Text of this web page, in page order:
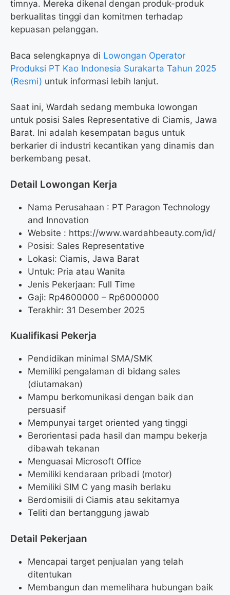
timnya. Mereka dikenal dengan produk-produk
berkualitas tinggi dan komitmen terhadap
kepuasan pelanggan.
Baca selengkapnya di Lowongan Operator
Produksi PT Kao Indonesia Surakarta Tahun 2025
(Resmi) untuk informasi lebih lanjut.
Saat ini, Wardah sedang membuka lowongan
untuk posisi Sales Representative di Ciamis, Jawa
Barat. Ini adalah kesempatan bagus untuk
berkarier di industri kecantikan yang dinamis dan
berkembang pesat.
Detail Lowongan Kerja
Nama Perusahaan : PT Paragon Technology
and Innovation
Website : https://www.wardahbeauty.com/id/
Posisi: Sales Representative
Lokasi: Ciamis, Jawa Barat
Untuk: Pria atau Wanita
Jenis Pekerjaan: Full Time
Gaji: Rp4600000 – Rp6000000
Terakhir: 31 Desember 2025
Kualifikasi Pekerja
Pendidikan minimal SMA/SMK
Memiliki pengalaman di bidang sales
(diutamakan)
Mampu berkomunikasi dengan baik dan
persuasif
Mempunyai target oriented yang tinggi
Berorientasi pada hasil dan mampu bekerja
dibawah tekanan
Menguasai Microsoft Office
Memiliki kendaraan pribadi (motor)
Memiliki SIM C yang masih berlaku
Berdomisili di Ciamis atau sekitarnya
Teliti dan bertanggung jawab
Detail Pekerjaan
Mencapai target penjualan yang telah
ditentukan
Membangun dan memelihara hubungan baik